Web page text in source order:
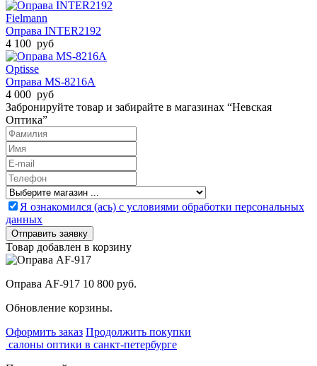
Fielmann
Оправа INTER2192
4 100 руб
Optisse
Оправа MS-8216A
4 000 руб
Забронируйте товар и забирайте в магазинах “Невская
Оптика”
Я ознакомился (ась) с условиями обработки персональных
данных
Товар добавлен в корзину
Оправа AF-917 10 800 руб.
Обновление корзины.
Оформить заказ Продолжить покупки
салоны оптики в санкт-петербурге